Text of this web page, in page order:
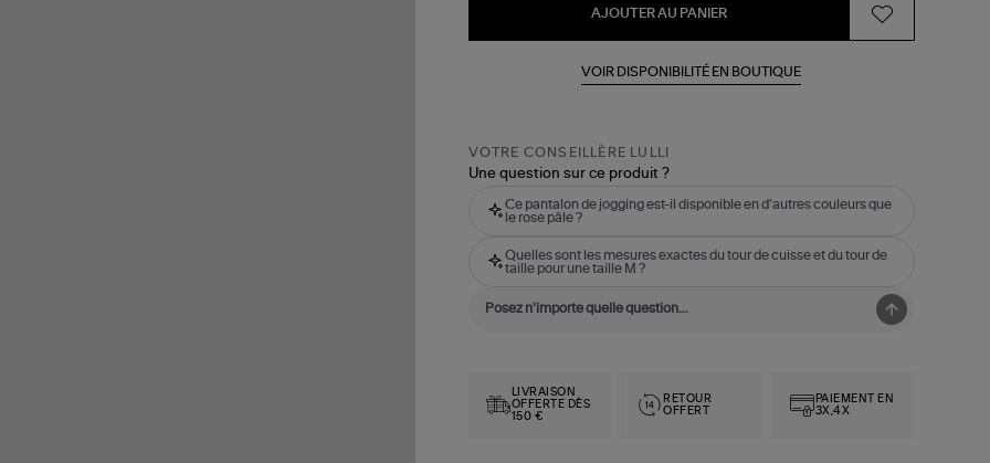
AJOUTER AU PANIER
VOIR DISPONIBILITÉ EN BOUTIQUE
VOTRE CONSEILLÈRE LULLI
Une question sur ce produit ?
Ce pantalon de jogging est-il disponible en d'autres couleurs que
le rose pâle ?
Quelles sont les mesures exactes du tour de cuisse et du tour de
taille pour une taille M ?
LIVRAISON
OFFERTE DÈS
150 €
RETOUR
OFFERT
PAIEMENT EN
3X,4X